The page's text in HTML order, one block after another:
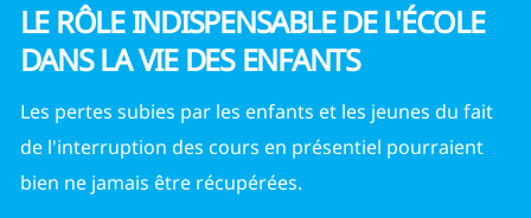
LE RÔLE INDISPENSABLE DE L'ÉCOLE
DANS LA VIE DES ENFANTS
Les pertes subies par les enfants et les jeunes du fait
de l'interruption des cours en présentiel pourraient
bien ne jamais être récupérées.